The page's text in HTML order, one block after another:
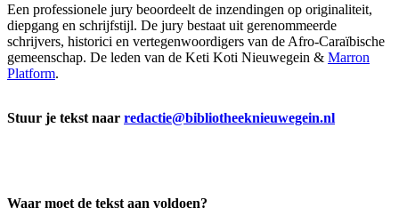
Een professionele jury beoordeelt de inzendingen op originaliteit,
diepgang en schrijfstijl. De jury bestaat uit gerenommeerde
schrijvers, historici en vertegenwoordigers van de Afro-Caraïbische
gemeenschap. De leden van de Keti Koti Nieuwegein & Marron
Platform.
Stuur je tekst naar redactie@bibliotheeknieuwegein.nl
Waar moet de tekst aan voldoen?